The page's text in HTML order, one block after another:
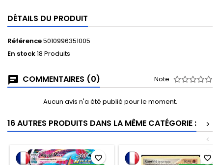
DÉTAILS DU PRODUIT
Référence5010996351005
En stock18 Produits
COMMENTAIRES (0) Note
Aucun avis n'a été publié pour le moment.
16 AUTRES PRODUITS DANS LA MÊME CATÉGORIE :
>
<
favorite_border
favorite_border